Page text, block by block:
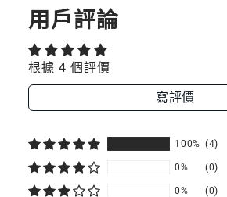
用戶評論
根據 4 個評價
寫評價
100% (4)
0% (0)
0% (0)